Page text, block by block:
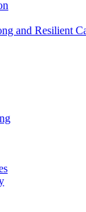
and Resilient